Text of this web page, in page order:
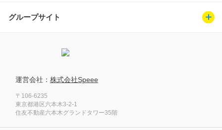
グループサイト
運営会社： 株式会社Speee
〒106-6235
東京都港区六本木3-2-1
住友不動産六本木グランドタワー35階